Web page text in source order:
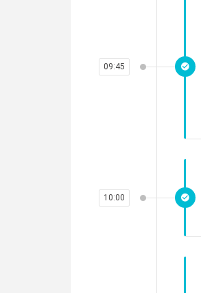
09:45
10:00